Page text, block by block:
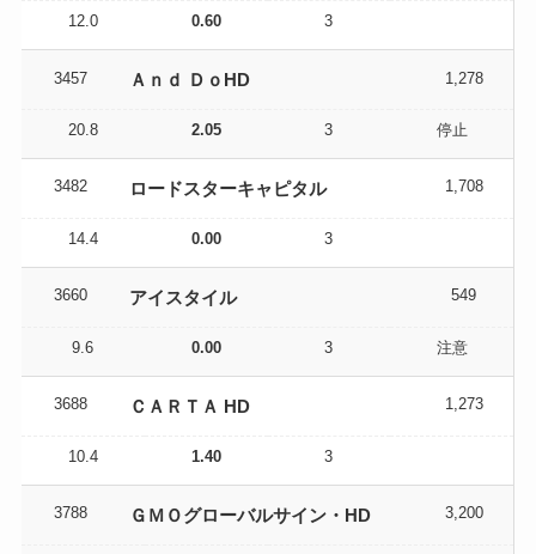
12.0 0.60 3
3457 Ａｎｄ ＤｏHD 1,278
20.8 2.05 3 停止
3482 ロードスターキャピタル 1,708
14.4 0.00 3
3660 アイスタイル 549
9.6 0.00 3 注意
3688 ＣＡＲＴＡ HD 1,273
10.4 1.40 3
3788 ＧＭＯグローバルサイン・HD 3,200